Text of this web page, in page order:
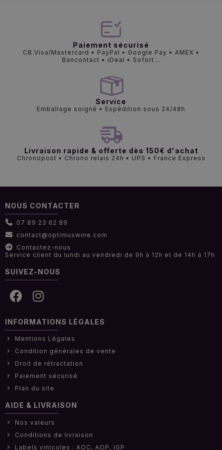
Paiement sécurisé
CB Visa/Mastercard • PayPal • Google Pay • AMEX •
Bancontact • iDeal • Sofort...
Service
Emballage soigné • Expédition sous 24/48h
Livraison rapide & offerte dès 150€ d'achat
Chronopost • Chrono relais 24h • UPS • France Express
NOUS CONTACTER
07 89 23 62 89
contact@optimuswine.com
Contactez-nous
Service client du lundi au vendredi de 9h à 12h et de 14h à 17h
SUIVEZ-NOUS
INFORMATIONS LÉGALES
Mentions Légales
Condition générales de vente
Droit de rétractation
Paiement sécurisé
Plan du site
AIDE & LIVRAISON
Nos valeurs
Conditions de livraison
Labels vinicoles : AOC, AOP, IGP